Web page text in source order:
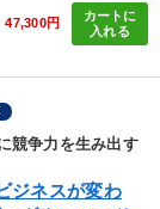
47,300円
カートに
入れる
競争力を生み出す
ジネスが変わ